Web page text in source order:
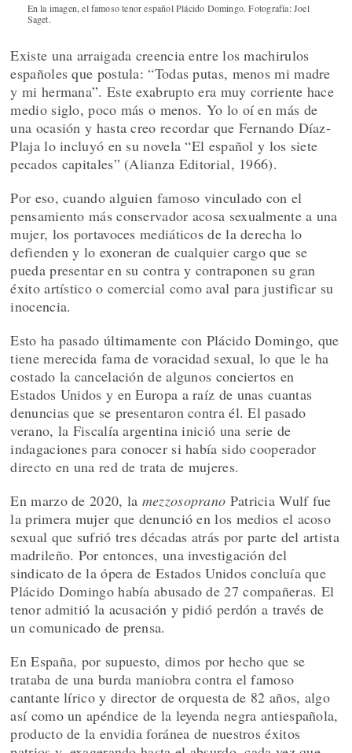
En la imagen, el famoso tenor español Plácido Domingo. Fotografía: Joel
Saget.
Existe una arraigada creencia entre los machirulos
españoles que postula: “Todas putas, menos mi madre
y mi hermana”. Este exabrupto era muy corriente hace
medio siglo, poco más o menos. Yo lo oí en más de
una ocasión y hasta creo recordar que Fernando Díaz-
Plaja lo incluyó en su novela “El español y los siete
pecados capitales” (Alianza Editorial, 1966).
Por eso, cuando alguien famoso vinculado con el
pensamiento más conservador acosa sexualmente a una
mujer, los portavoces mediáticos de la derecha lo
defienden y lo exoneran de cualquier cargo que se
pueda presentar en su contra y contraponen su gran
éxito artístico o comercial como aval para justificar su
inocencia.
Esto ha pasado últimamente con Plácido Domingo, que
tiene merecida fama de voracidad sexual, lo que le ha
costado la cancelación de algunos conciertos en
Estados Unidos y en Europa a raíz de unas cuantas
denuncias que se presentaron contra él. El pasado
verano, la Fiscalía argentina inició una serie de
indagaciones para conocer si había sido cooperador
directo en una red de trata de mujeres.
En marzo de 2020, la mezzosoprano Patricia Wulf fue
la primera mujer que denunció en los medios el acoso
sexual que sufrió tres décadas atrás por parte del artista
madrileño. Por entonces, una investigación del
sindicato de la ópera de Estados Unidos concluía que
Plácido Domingo había abusado de 27 compañeras. El
tenor admitió la acusación y pidió perdón a través de
un comunicado de prensa.
En España, por supuesto, dimos por hecho que se
trataba de una burda maniobra contra el famoso
cantante lírico y director de orquesta de 82 años, algo
así como un apéndice de la leyenda negra antiespañola,
producto de la envidia foránea de nuestros éxitos